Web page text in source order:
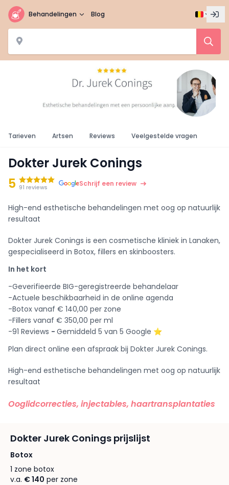
Behandelingen Blog
Tarieven Artsen Reviews Veelgestelde vragen
Dokter Jurek Conings
5 91 reviews Schrijf een review
High-end esthetische behandelingen met oog op natuurlijk
resultaat
Dokter Jurek Conings is een cosmetische kliniek in Lanaken,
gespecialiseerd in Botox, fillers en skinboosters.
In het kort
-Geverifieerde BIG-geregistreerde behandelaar
-Actuele beschikbaarheid in de online agenda
-Botox vanaf € 140,00 per zone
-Fillers vanaf € 350,00 per ml
-91 Reviews - Gemiddeld 5 van 5 Google ⭐️
Plan direct online een afspraak bij Dokter Jurek Conings.
High-end esthetische behandelingen met oog op natuurlijk
resultaat
Ooglidcorrecties, injectables, haartransplantaties
Dokter Jurek Conings prijslijst
Botox
1 zone botox
v.a. € 140 per zone